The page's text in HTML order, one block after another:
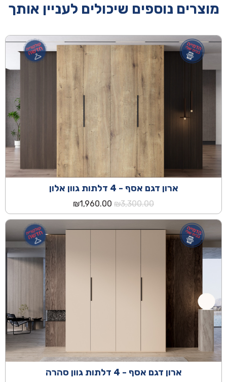
מוצרים נוספים שיכולים לעניין אותך
ארון דגם אסף - 4 דלתות גוון אלון
₪3,300.00
המחיר
המקורי
היה:
₪3,300.00.
₪1,960.00
הנוכחי
הוא:
₪1,960.00.
ארון דגם אסף - 4 דלתות גוון סהרה